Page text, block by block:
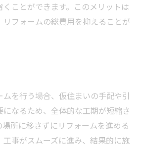
くことができます。このメリットは
フォームの総費用を抑えることが
を行う場合、仮住まいの手配や引
になるため、全体的な工期が短縮さ
所に移さずにリフォームを進める
工事がスムーズに進み、結果的に施